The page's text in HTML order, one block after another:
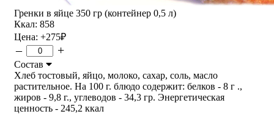
Гренки в яйце 350 гр (контейнер 0,5 л)
Ккал: 858
Цена: +275₽
– +
Состав
Хлеб тостовый, яйцо, молоко, сахар, соль, масло
растительное. На 100 г. блюдо содержит: белков - 8 г .,
жиров - 9,8 г., углеводов - 34,3 гр. Энергетическая
ценность - 245,2 ккал